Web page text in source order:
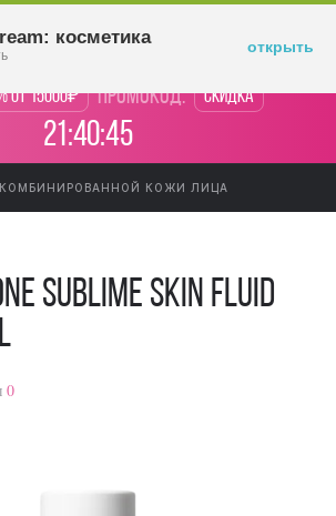
от 15000₽ промокод: Скидка
21:40:45
КОЖИ ЛИЦА
Sublime Skin Fluid
0
косметика открыть